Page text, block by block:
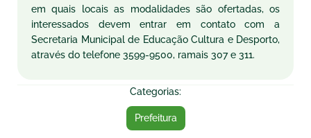
em quais locais as modalidades são ofertadas, os
interessados devem entrar em contato com a
Secretaria Municipal de Educação Cultura e Desporto,
através do telefone 3599-9500, ramais 307 e 311.
Categorias:
Prefeitura